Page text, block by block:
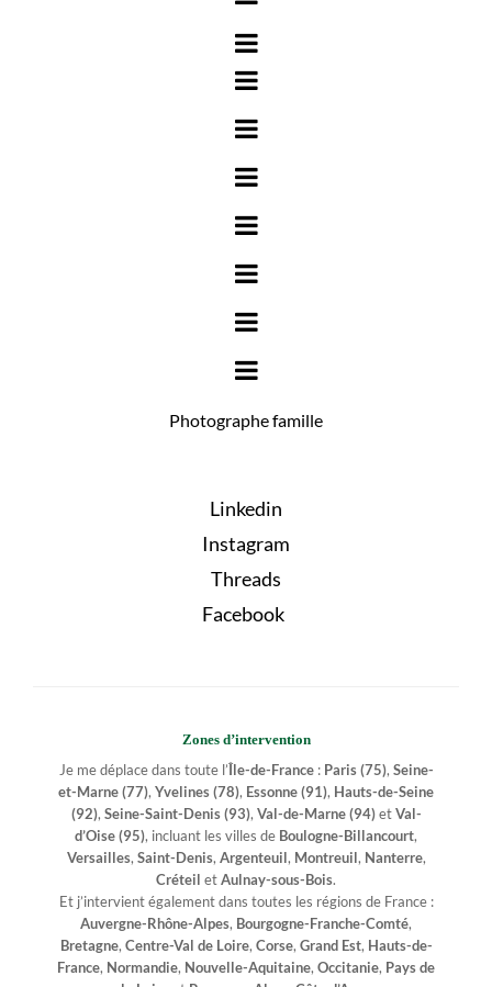
Photographe famille
Linkedin
Instagram
Threads
Facebook
Zones d’intervention
Je me déplace dans toute l’Île-de-France: Paris (75), Seine-
et-Marne (77), Yvelines (78), Essonne (91), Hauts-de-Seine
(92), Seine-Saint-Denis (93), Val-de-Marne (94)etVal-
d’Oise (95), incluant les villes de Boulogne-Billancourt,
Versailles, Saint-Denis, Argenteuil, Montreuil, Nanterre,
Créteil etAulnay-sous-Bois.
Et j’intervient également dans toutes les régions de France :
Auvergne-Rhône-Alpes, Bourgogne-Franche-Comté,
Bretagne, Centre-Val de Loire, Corse, Grand Est, Hauts-de-
France, Normandie, Nouvelle-Aquitaine, Occitanie, Pays de